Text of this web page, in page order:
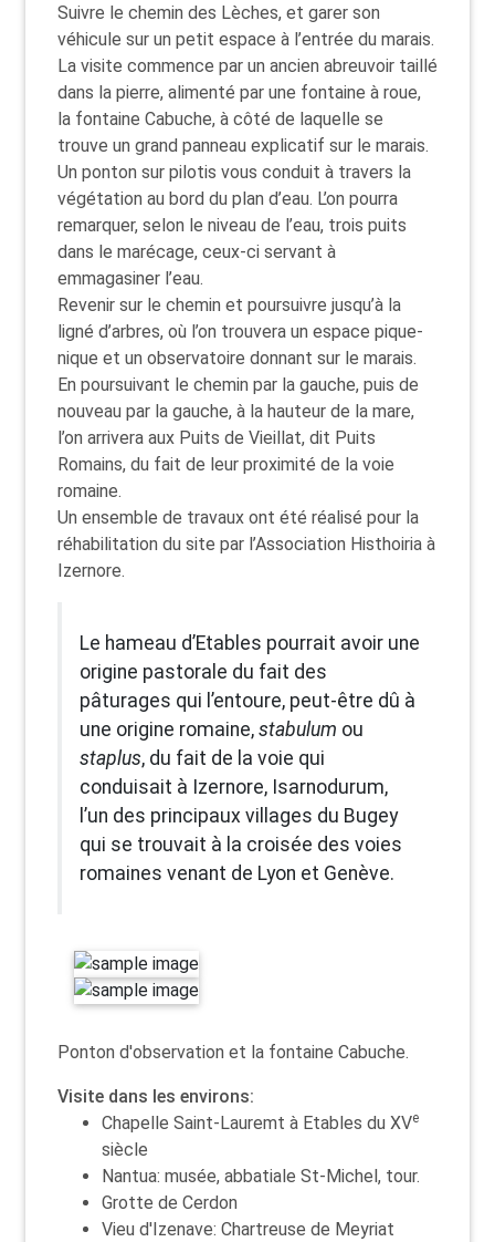
Suivre le chemin des Lèches, et garer son
véhicule sur un petit espace à l’entrée du marais.
La visite commence par un ancien abreuvoir taillé
dans la pierre, alimenté par une fontaine à roue,
la fontaine Cabuche, à côté de laquelle se
trouve un grand panneau explicatif sur le marais.
Un ponton sur pilotis vous conduit à travers la
végétation au bord du plan d’eau. L’on pourra
remarquer, selon le niveau de l’eau, trois puits
dans le marécage, ceux-ci servant à
emmagasiner l’eau.
Revenir sur le chemin et poursuivre jusqu’à la
ligné d’arbres, où l’on trouvera un espace pique-
nique et un observatoire donnant sur le marais.
En poursuivant le chemin par la gauche, puis de
nouveau par la gauche, à la hauteur de la mare,
l’on arrivera aux Puits de Vieillat, dit Puits
Romains, du fait de leur proximité de la voie
romaine.
Un ensemble de travaux ont été réalisé pour la
réhabilitation du site par l’Association Histhoiria à
Izernore.
Le hameau d’Etables pourrait avoir une
origine pastorale du fait des
pâturages qui l’entoure, peut-être dû à
une origine romaine, stabulum ou
staplus, du fait de la voie qui
conduisait à Izernore, Isarnodurum,
l’un des principaux villages du Bugey
qui se trouvait à la croisée des voies
romaines venant de Lyon et Genève.
Ponton d'observation et la fontaine Cabuche.
Visite dans les environs:
Chapelle Saint-Lauremt à Etables du XVe
siècle
Nantua: musée, abbatiale St-Michel, tour.
Grotte de Cerdon
Vieu d'Izenave: Chartreuse de Meyriat